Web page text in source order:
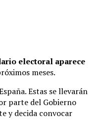
electoral aparece
meses.
Estas se llevarán
parte del Gobierno
y decida convocar